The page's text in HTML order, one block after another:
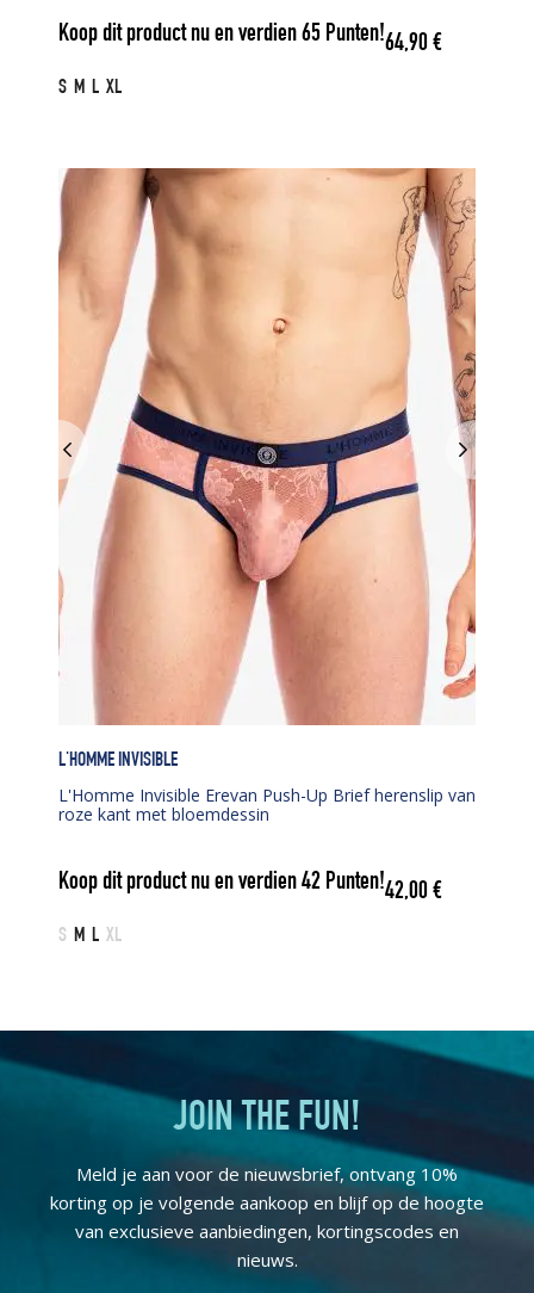
Koop dit product nu en verdien65 Punten!64,90€
S M L XL
L'HOMME INVISIBLE
L'Homme Invisible Erevan Push-Up Brief herenslip van
roze kant met bloemdessin
Koop dit product nu en verdien42 Punten!42,00€
S M L XL
JOIN THE FUN!
Meld je aan voor de nieuwsbrief, ontvang 10%
korting op je volgende aankoop en blijf op de hoogte
van exclusieve aanbiedingen, kortingscodes en
nieuws.